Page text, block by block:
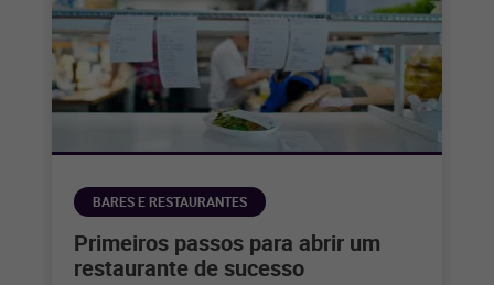
BARES E RESTAURANTES
Primeiros passos para abrir um
restaurante de sucesso